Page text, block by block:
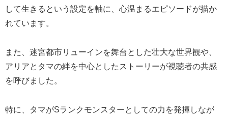
して生きるという設定を軸に、心温まるエピソードが描か
れています。
また、迷宮都市リューインを舞台とした壮大な世界観や、
アリアとタマの絆を中心としたストーリーが視聴者の共感
を呼びました。
特に、タマがSランクモンスターとしての力を発揮しなが